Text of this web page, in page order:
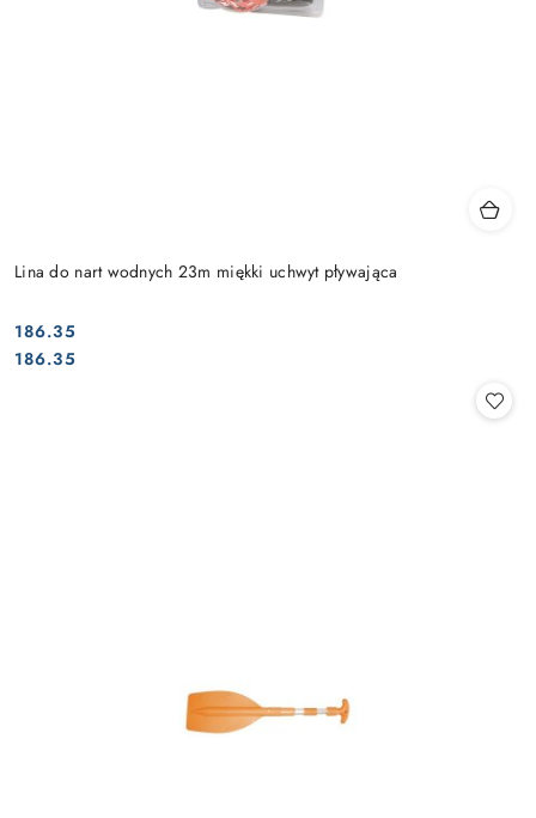
Lina do nart wodnych 23m miękki uchwyt pływająca
Cena:
186.35
Cena:
186.35